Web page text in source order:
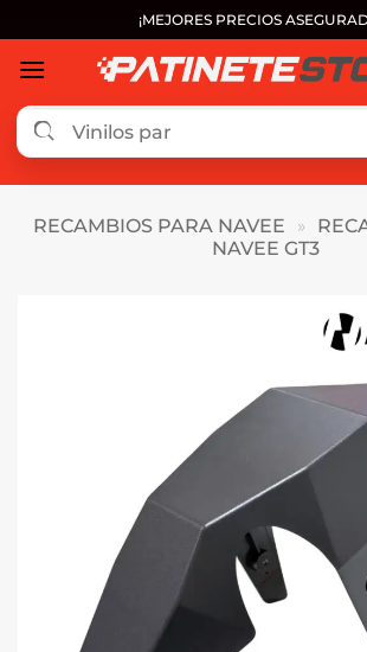
al
contenido
¡MEJORES PRECIOS
RECAMBIOS PARA NAVEE »
NAVEE GT3